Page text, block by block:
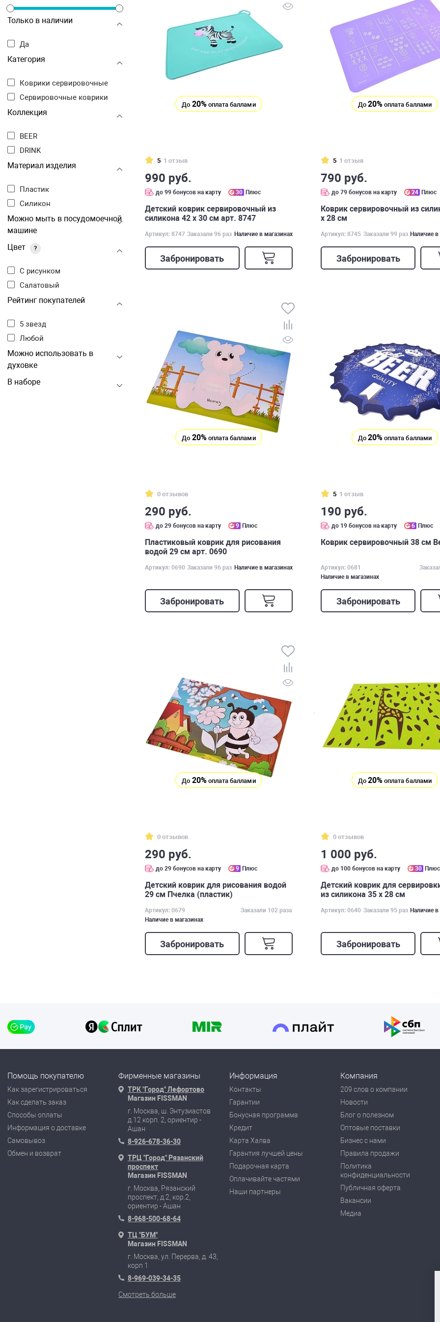
Только в наличии
Да
Категория
Коврики сервировочные
Сервировочные коврики
Коллекция
BEER
DRINK
Материал изделия
Пластик
Силикон
Можно мыть в посудомоечной
машине
Цвет
?
С рисунком
Салатовый
Рейтинг покупателей
5 звезд
Любой
Можно использовать в
духовке
В наборе
До 20% оплата баллами
5 1 отзыв
990 руб.
до 99 бонусов на карту 30 Плюс
Детский коврик сервировочный из
силикона 42 х 30 см арт. 8747
Артикул: 8747 Заказали 96 раз Наличие в магазинах
Забронировать
До 20% оплата баллами
5 1 отзыв
790 руб.
до 79 бонусов на карту 24 Плюс
Коврик сервировочный из
х 28 см
Артикул: 8745 Заказали 99 раз Наличие в
Забронировать
До 20% оплата баллами
0 отзывов
290 руб.
до 29 бонусов на карту 9 Плюс
Пластиковый коврик для рисования
водой 29 см арт. 0690
Артикул: 0690 Заказали 96 раз Наличие в магазинах
Забронировать
До 20% оплата баллами
5 1 отзыв
190 руб.
до 19 бонусов на карту 6 Плюс
Коврик сервировочный 38 см
Артикул: 0681
Наличие в магазинах
Забронировать
До 20% оплата баллами
0 отзывов
290 руб.
до 29 бонусов на карту 9 Плюс
Детский коврик для рисования водой
29 см Пчелка (пластик)
Артикул: 0679
Заказали 102 раза
Наличие в магазинах
Забронировать
До 20% оплата баллами
0 отзывов
1 000 руб.
до 100 бонусов на карту 30 Плюс
Детский коврик для
из силикона 35 x 28 см
Артикул: 0640 Заказали 95 раз Наличие в
Забронировать
Помощь покупателю
Как зарегистрироваться
Как сделать заказ
Способы оплаты
Информация о доставке
Самовывоз
Обмен и возврат
Фирменные магазины
ТРК "Город" Лефортово
Магазин FISSMAN
г. Москва, ш. Энтузиастов
д.12 корп. 2, ориентир -
Ашан
8-926-678-36-30
ТРЦ "Город" Рязанский
проспект
Магазин FISSMAN
г. Москва, Рязанский
проспект, д.2, кор.2,
ориентир - Ашан
8-968-500-68-64
ТЦ "БУМ"
Магазин FISSMAN
г. Москва, ул. Перерва, д. 43,
корп 1
8-969-039-34-35
Смотреть больше
Информация
Контакты
Гарантии
Бонусная программа
Кредит
Карта Халва
Гарантия лучшей цены
Подарочная карта
Оплачивайте частями
Наши партнеры
Компания
209 слов о компании
Новости
Блог о полезном
Оптовые поставки
Бизнес с нами
Правила продажи
Политика
конфиденциальности
Публичная оферта
Вакансии
Медиа